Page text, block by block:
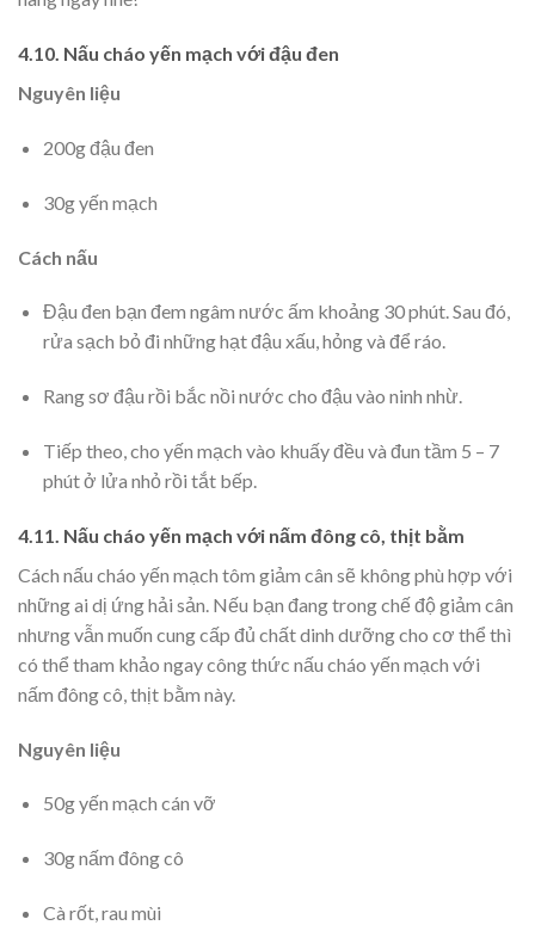
4.10. Nấu cháo yến mạch với đậu đen
Nguyên liệu
200g đậu đen
30g yến mạch
Cách nấu
Đậu đen bạn đem ngâm nước ấm khoảng 30 phút. Sau đó,
rửa sạch bỏ đi những hạt đậu xấu, hỏng và để ráo.
Rang sơ đậu rồi bắc nồi nước cho đậu vào ninh nhừ.
Tiếp theo, cho yến mạch vào khuấy đều và đun tầm 5 – 7
phút ở lửa nhỏ rồi tắt bếp.
4.11. Nấu cháo yến mạch với nấm đông cô, thịt bằm
Cách nấu cháo yến mạch tôm giảm cân sẽ không phù hợp với
những ai dị ứng hải sản. Nếu bạn đang trong chế độ giảm cân
nhưng vẫn muốn cung cấp đủ chất dinh dưỡng cho cơ thể thì
có thể tham khảo ngay công thức nấu cháo yến mạch với
nấm đông cô, thịt bằm này.
Nguyên liệu
50g yến mạch cán vỡ
30g nấm đông cô
Cà rốt, rau mùi